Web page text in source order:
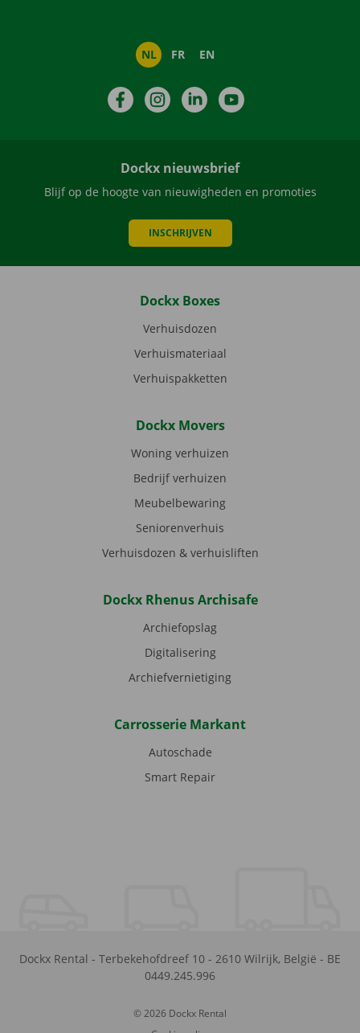
NL FR EN
FacebookInstagramLinkedIn
Dockx nieuwsbrief
Blijf op de hoogte van nieuwigheden en promoties
INSCHRIJVEN
Dockx Boxes
Verhuisdozen
Verhuismateriaal
Verhuispakketten
Dockx Movers
Woning verhuizen
Bedrijf verhuizen
Meubelbewaring
Seniorenverhuis
Verhuisdozen & verhuisliften
Dockx Rhenus Archisafe
Archiefopslag
Digitalisering
Archiefvernietiging
Carrosserie Markant
Autoschade
Smart Repair
Dockx Rental - Terbekehofdreef 10 - 2610 Wilrijk, België - BE
0449.245.996
© 2026 Dockx Rental